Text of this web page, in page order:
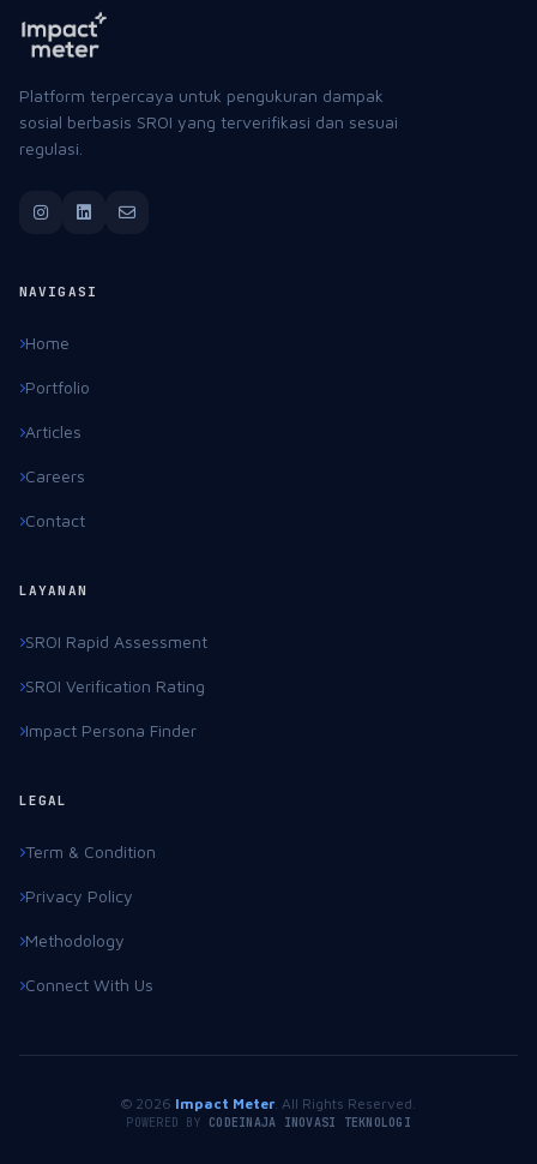
Platform terpercaya untuk pengukuran dampak
sosial berbasis SROI yang terverifikasi dan sesuai
regulasi.
NAVIGASI
Home
Portfolio
Articles
Careers
Contact
LAYANAN
SROI Rapid Assessment
SROI Verification Rating
Impact Persona Finder
LEGAL
Term & Condition
Privacy Policy
Methodology
Connect With Us
© 2026 Impact Meter. All Rights Reserved.
POWERED BY CODEINAJA INOVASI TEKNOLOGI